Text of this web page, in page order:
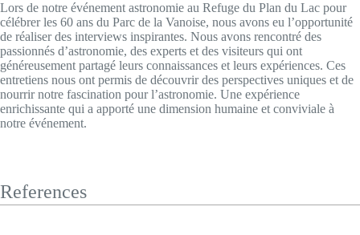
LINK
EMBED
Lors de notre événement astronomie au Refuge du Plan du Lac pour
célébrer les 60 ans du Parc de la Vanoise, nous avons eu l’opportunité
de réaliser des interviews inspirantes. Nous avons rencontré des
passionnés d’astronomie, des experts et des visiteurs qui ont
généreusement partagé leurs connaissances et leurs expériences. Ces
entretiens nous ont permis de découvrir des perspectives uniques et de
nourrir notre fascination pour l’astronomie. Une expérience
enrichissante qui a apporté une dimension humaine et conviviale à
notre événement.
References